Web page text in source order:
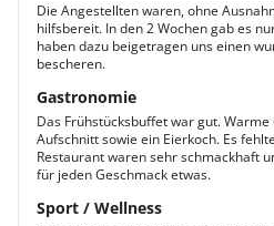
Die Angestellten waren, ohne
hilfsbereit. In den 2 Wochen gab es
haben dazu beigetragen uns einen
bescheren.
Gastronomie
Das Frühstücksbuffet war gut.
Aufschnitt sowie ein Eierkoch. Es
Restaurant waren sehr schmackhaft
für jeden Geschmack etwas.
Sport / Wellness